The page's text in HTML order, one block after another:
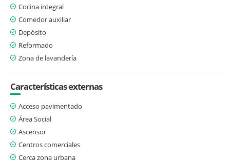
Cocina integral
Comedor auxiliar
Depósito
Reformado
Zona de lavandería
Características externas
Acceso pavimentado
Área Social
Ascensor
Centros comerciales
Cerca zona urbana